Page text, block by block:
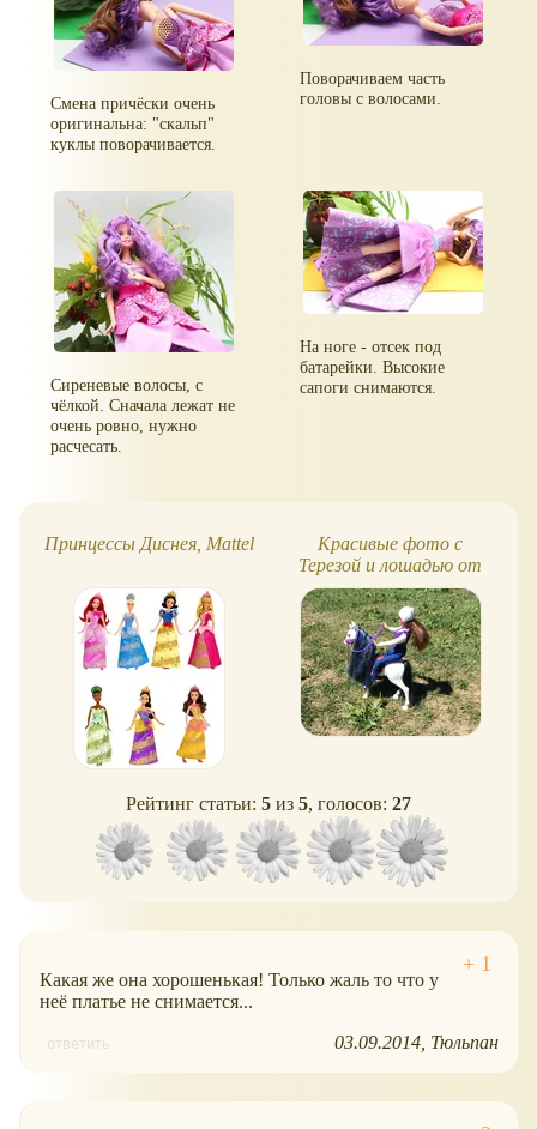
Смена причёски очень
оригинальна: "скальп"
куклы поворачивается.
Поворачиваем часть
головы с волосами.
Сиреневые волосы, с
чёлкой. Сначала лежат не
очень ровно, нужно
расчесать.
На ноге - отсек под
батарейки. Высокие
сапоги снимаются.
Принцессы Диснея, Mattel
Красивые фото с
Терезой и лошадью от
Белоснежки
Рейтинг статьи: 5 из 5, голосов: 27
Какая же она хорошенькая! Только жаль то что у
неё платье не снимается...
ответить 03.09.2014 Тюльпан